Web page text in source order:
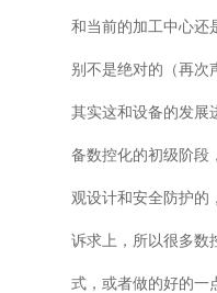
和当前的加工中心还
别不是绝对的（再次
其实这和设备的发展
备数控化的初级阶段
观设计和安全防护的
诉求上，所以很多数
式，或者做的好的一